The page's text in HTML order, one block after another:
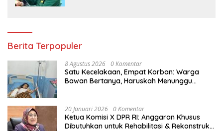
Berita Terpopuler
8 Agustus 2026 0 Komentar
Satu Kecelakaan, Empat Korban: Warga
Bawan Bertanya, Haruskah Menunggu
20 Januari 2026 0 Komentar
Ketua Komisi X DPR RI: Anggaran Khusus
Dibutuhkan untuk Rehabilitasi & Rekonstruksi